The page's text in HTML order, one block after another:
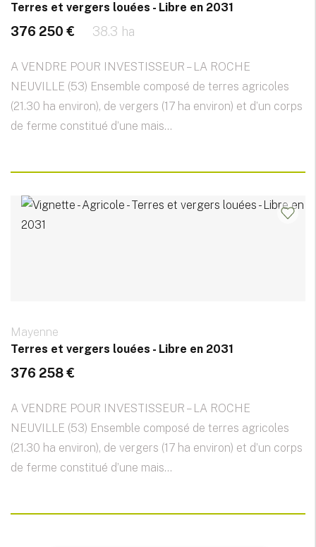
Terres et vergers louées - Libre en 2031
376 250 € 38.3 ha
A VENDRE POUR INVESTISSEUR – LA ROCHE
NEUVILLE (53) Ensemble composé de terres agricoles
(21.30 ha environ), de vergers (17 ha environ) et d’un corps
de ferme constitué d’une mais...
Mayenne
Terres et vergers louées - Libre en 2031
376 258 €
A VENDRE POUR INVESTISSEUR – LA ROCHE
NEUVILLE (53) Ensemble composé de terres agricoles
(21.30 ha environ), de vergers (17 ha environ) et d’un corps
de ferme constitué d’une mais...